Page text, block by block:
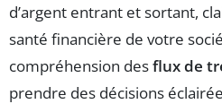
d’argent entrant et sortant,
santé financière de votre
compréhension desflux de
prendre des décisions